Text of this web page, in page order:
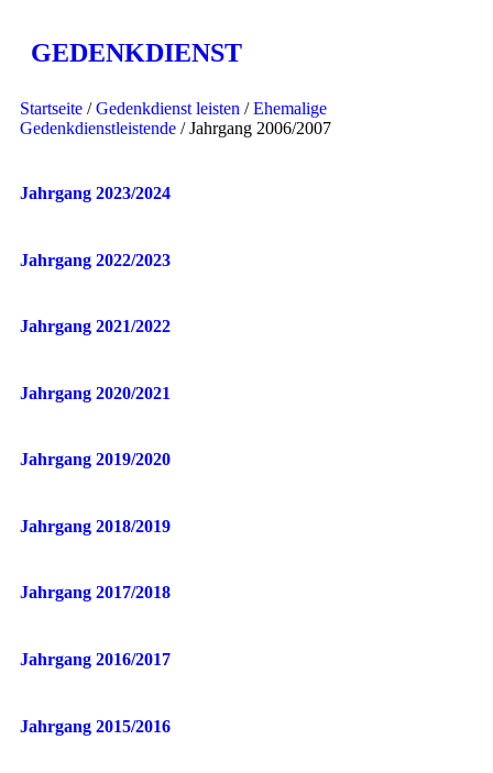
GEDENKDIENST
Startseite /Gedenkdienst leisten /Ehemalige
Gedenkdienstleistende / Jahrgang 2006/2007
Jahrgang 2023/2024
Jahrgang 2022/2023
Jahrgang 2021/2022
Jahrgang 2020/2021
Jahrgang 2019/2020
Jahrgang 2018/2019
Jahrgang 2017/2018
Jahrgang 2016/2017
Jahrgang 2015/2016